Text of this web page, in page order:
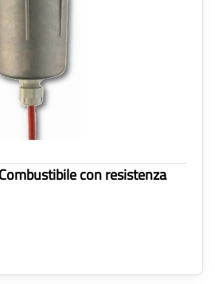
con resistenza